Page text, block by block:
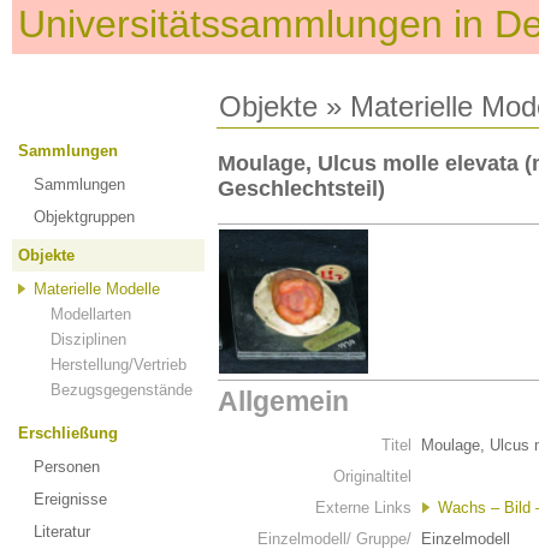
Universitätssammlungen in
Objekte » Materielle
Sammlungen
Sammlungen
Objektgruppen
Objekte
Materielle Modelle
Modellarten
Disziplinen
Herstellung/Vertrieb
Bezugsgegenstände
Erschließung
Personen
Ereignisse
Literatur
Moulage, Ulcus molle elevata
Geschlechtsteil)
Allgemein
Titel
Moulage, Ulcus
Originaltitel
Externe Links
Wachs – Bild
Einzelmodell/ Gruppe/
Einzelmodell